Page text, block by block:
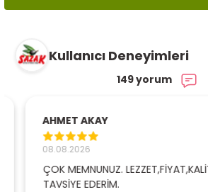
Kullanıcı Deneyimleri
149 yorum
AHMET AKAY
08.08.2026
ÇOK MEMNUNUZ. LEZZET,FİYAT,KALİTE GAYET İYİ.
TAVSİYE EDERİM.